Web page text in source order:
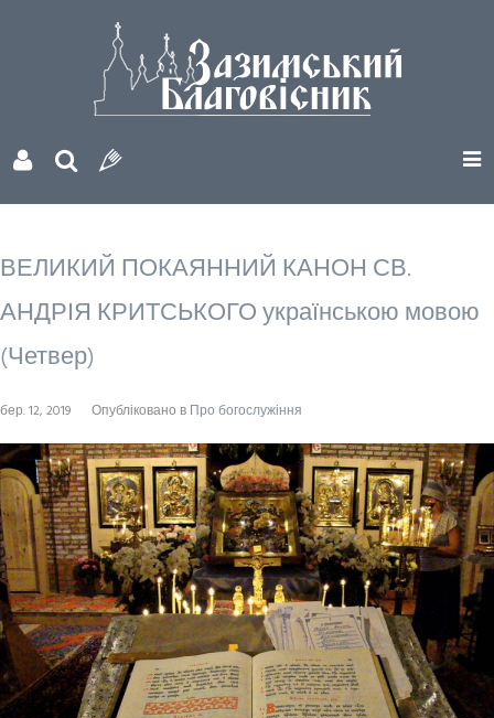
ВЕЛИКИЙ ПОКАЯННИЙ КАНОН СВ.
АНДРІЯ КРИТСЬКОГО українською мовою
(Четвер)
бер. 12, 2019 Опубліковано в Про богослужіння